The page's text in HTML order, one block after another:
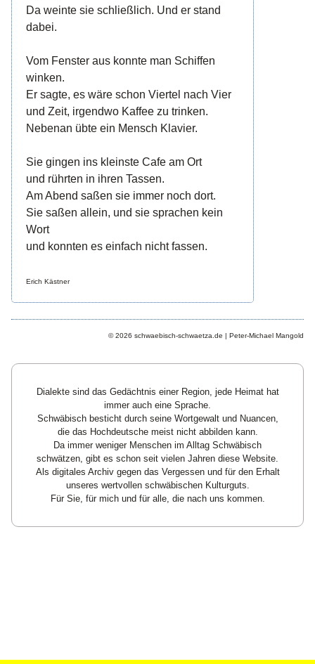
Da weinte sie schließlich. Und er stand
dabei.
Vom Fenster aus konnte man Schiffen
winken.
Er sagte, es wäre schon Viertel nach Vier
und Zeit, irgendwo Kaffee zu trinken.
Nebenan übte ein Mensch Klavier.
Sie gingen ins kleinste Cafe am Ort
und rührten in ihren Tassen.
Am Abend saßen sie immer noch dort.
Sie saßen allein, und sie sprachen kein
Wort
und konnten es einfach nicht fassen.
Erich Kästner
© 2026 schwaebisch-schwaetza.de | Peter-Michael Mangold
Dialekte sind das Gedächtnis einer Region, jede Heimat hat
immer auch eine Sprache.
Schwäbisch besticht durch seine Wortgewalt und Nuancen,
die das Hochdeutsche meist nicht abbilden kann.
Da immer weniger Menschen im Alltag Schwäbisch
schwätzen, gibt es schon seit vielen Jahren diese Website.
Als digitales Archiv gegen das Vergessen und für den Erhalt
unseres wertvollen schwäbischen Kulturguts.
Für Sie, für mich und für alle, die nach uns kommen.